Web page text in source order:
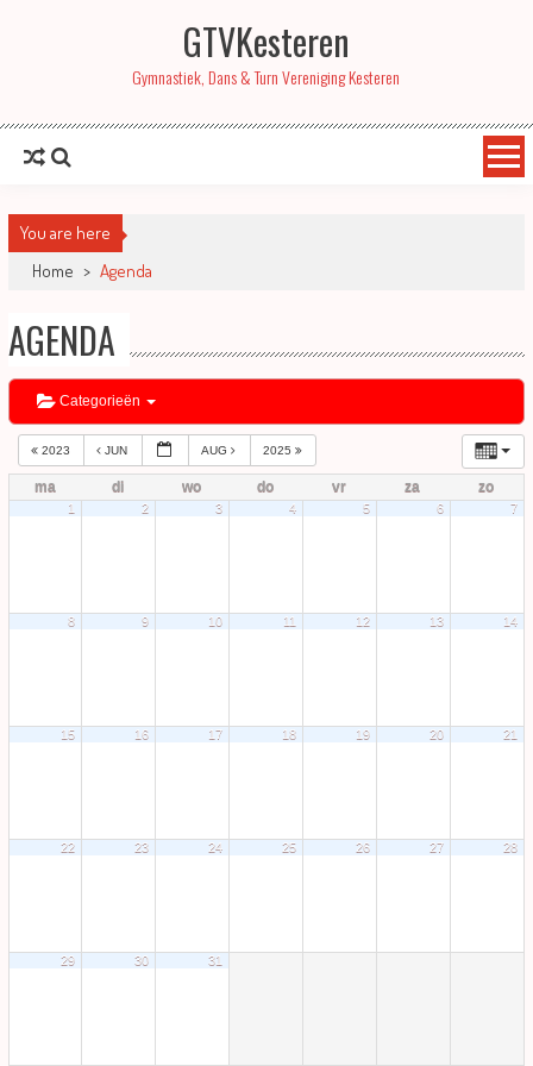
GTVKesteren
Gymnastiek, Dans & Turn Vereniging Kesteren
You are here
Home > Agenda
AGENDA
Categorieën
2023 JUN AUG 2025
ma di wo do vr za zo
1 2 3 4 5 6 7
8 9 10 11 12 13 14
15 16 17 18 19 20 21
22 23 24 25 26 27 28
29 30 31